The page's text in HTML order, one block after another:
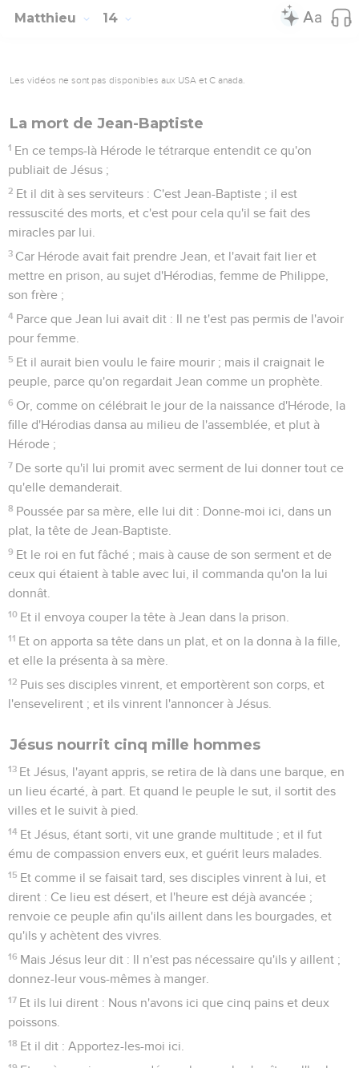
Matthieu 14
Les vidéos ne sont pas disponibles aux USA et C anada.
La mort de Jean-Baptiste
1 En ce temps-là Hérode le tétrarque entendit ce qu'on
publiait de Jésus ;
2 Et il dit à ses serviteurs : C'est Jean-Baptiste ; il est
ressuscité des morts, et c'est pour cela qu'il se fait des
miracles par lui.
3 Car Hérode avait fait prendre Jean, et l'avait fait lier et
mettre en prison, au sujet d'Hérodias, femme de Philippe,
son frère ;
4 Parce que Jean lui avait dit : Il ne t'est pas permis de l'avoir
pour femme.
5 Et il aurait bien voulu le faire mourir ; mais il craignait le
peuple, parce qu'on regardait Jean comme un prophète.
6 Or, comme on célébrait le jour de la naissance d'Hérode, la
fille d'Hérodias dansa au milieu de l'assemblée, et plut à
Hérode ;
7 De sorte qu'il lui promit avec serment de lui donner tout ce
qu'elle demanderait.
8 Poussée par sa mère, elle lui dit : Donne-moi ici, dans un
plat, la tête de Jean-Baptiste.
9 Et le roi en fut fâché ; mais à cause de son serment et de
ceux qui étaient à table avec lui, il commanda qu'on la lui
donnât.
10 Et il envoya couper la tête à Jean dans la prison.
11 Et on apporta sa tête dans un plat, et on la donna à la fille,
et elle la présenta à sa mère.
12 Puis ses disciples vinrent, et emportèrent son corps, et
l'ensevelirent ; et ils vinrent l'annoncer à Jésus.
Jésus nourrit cinq mille hommes
13 Et Jésus, l'ayant appris, se retira de là dans une barque, en
un lieu écarté, à part. Et quand le peuple le sut, il sortit des
villes et le suivit à pied.
14 Et Jésus, étant sorti, vit une grande multitude ; et il fut
ému de compassion envers eux, et guérit leurs malades.
15 Et comme il se faisait tard, ses disciples vinrent à lui, et
dirent : Ce lieu est désert, et l'heure est déjà avancée ;
renvoie ce peuple afin qu'ils aillent dans les bourgades, et
qu'ils y achètent des vivres.
16 Mais Jésus leur dit : Il n'est pas nécessaire qu'ils y aillent ;
donnez-leur vous-mêmes à manger.
17 Et ils lui dirent : Nous n'avons ici que cinq pains et deux
poissons.
18 Et il dit : Apportez-les-moi ici.